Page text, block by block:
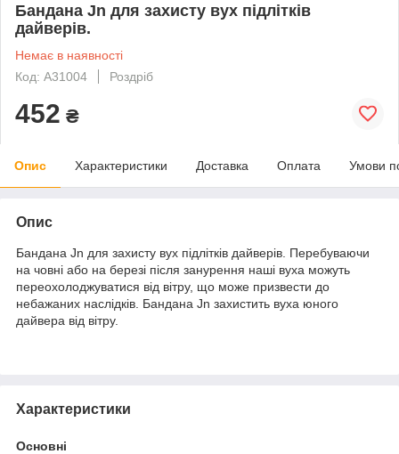
Бандана Jn для захисту вух підлітків
дайверів.
Немає в наявності
Код: A31004
Роздріб
452 ₴
Опис Характеристики Доставка Оплата Умови
Опис
Бандана Jn для захисту вух підлітків дайверів. Перебуваючи
на човні або на березі після занурення наші вуха можуть
переохолоджуватися від вітру, що може призвести до
небажаних наслідків. Бандана Jn захистить вуха юного
дайвера від вітру.
Характеристики
Основні